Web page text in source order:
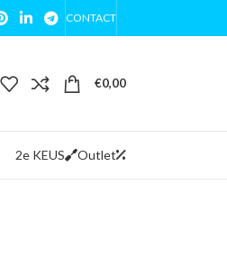
CONTACT
€0,00
2e KEUS Outlet